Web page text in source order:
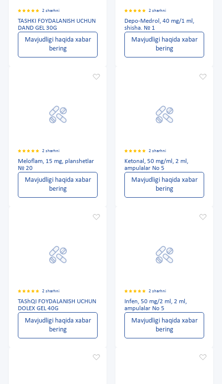
2 sharhni
TASHKI FOYDALANISH UCHUN
DAND GEL 30G
Mavjudligi haqida xabar
bering
2 sharhni
Depo-Medrol, 40 mg/1 ml,
shisha. № 1
Mavjudligi haqida xabar
bering
2 sharhni
Meloflam, 15 mg, planshetlar
№ 20
Mavjudligi haqida xabar
bering
2 sharhni
Ketonal, 50 mg/ml, 2 ml,
ampulalar No 5
Mavjudligi haqida xabar
bering
2 sharhni
TAShQI FOYDALANISH UCHUN
DOLEX GEL 40G
Mavjudligi haqida xabar
bering
2 sharhni
Infen, 50 mg/2 ml, 2 ml,
ampulalar No 5
Mavjudligi haqida xabar
bering